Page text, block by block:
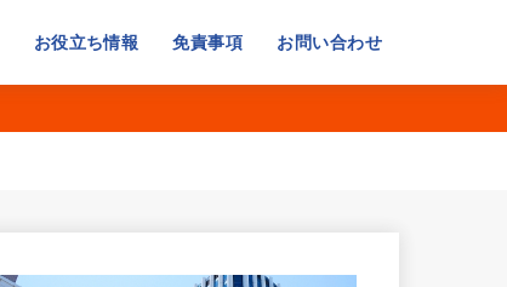
お役立ち情報 免責事項 お問い合わせ